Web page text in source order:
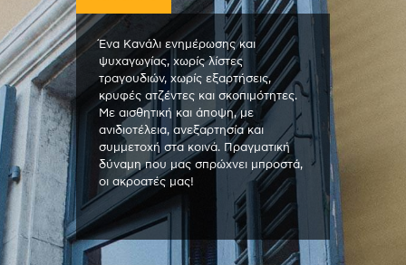
Ένα Κανάλι ενημέρωσης και
ψυχαγωγίας, χωρίς λίστες
τραγουδιών, χωρίς εξαρτήσεις,
κρυφές ατζέντες και σκοπιμότητες.
Με αισθητική και άποψη, με
ανιδιοτέλεια, ανεξαρτησία και
συμμετοχή στα κοινά. Πραγματική
δύναμη που μας σπρώχνει μπροστά,
οι ακροατές μας!